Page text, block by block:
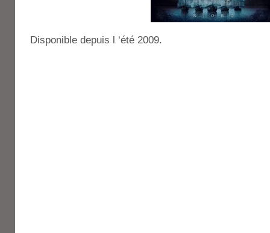
Disponible depuis l ‘été 2009.